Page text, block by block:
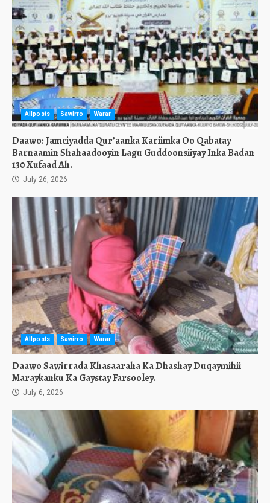
Allposts Sawirro Warar
Daawo: Jamciyadda Qur’aanka Kariimka Oo Qabatay
Barnaamin Shahaadooyin Lagu Guddoonsiiyay Inka Badan
130 Xufaad Ah.
July 26, 2026
Allposts Sawirro Warar
Daawo Sawirrada Khasaaraha Ka Dhashay Duqaymihii
Maraykanku Ka Gaystay Farsooley.
July 6, 2026